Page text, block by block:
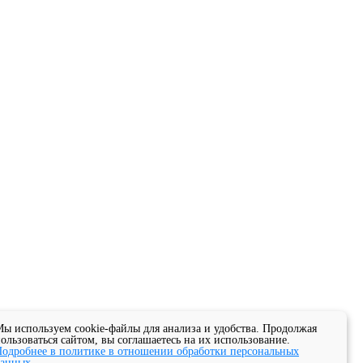
используем cookie-файлы для анализа и удобства. Продолжая
сайтом, вы соглашаетесь на их использование.
в политике в отношении обработки персональных